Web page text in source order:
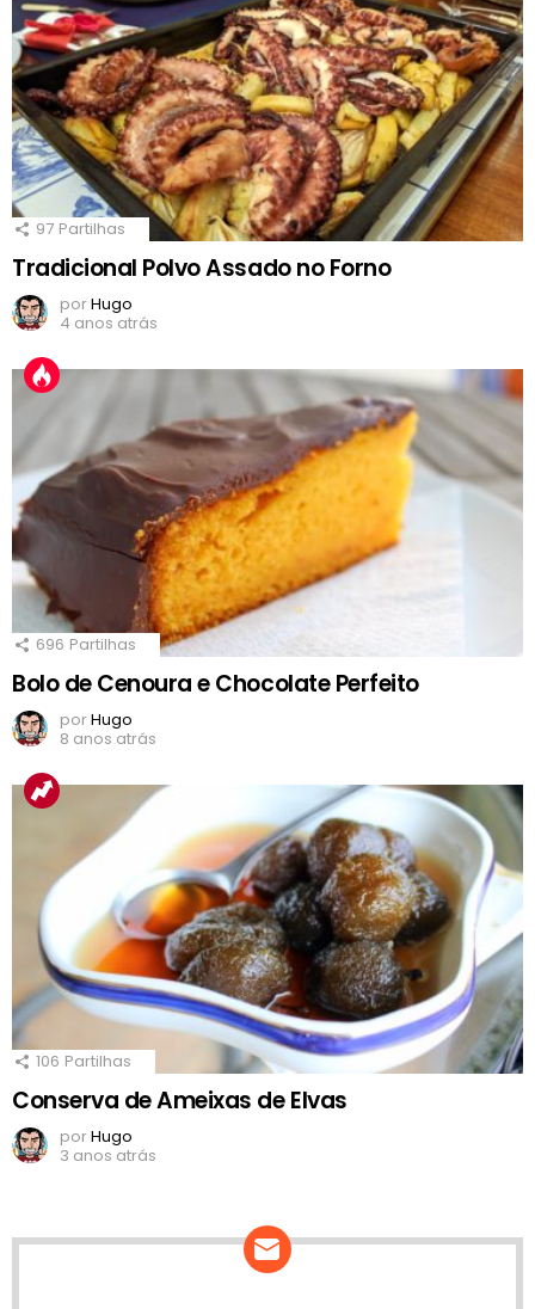
97 Partilhas
Tradicional Polvo Assado no Forno
porHugo
4 anos atrás
696 Partilhas
Bolo de Cenoura e Chocolate Perfeito
porHugo
8 anos atrás
106 Partilhas
Conserva de Ameixas de Elvas
porHugo
3 anos atrás